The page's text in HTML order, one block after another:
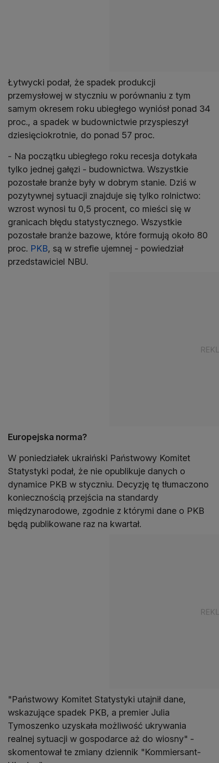
Łytwycki podał, że spadek produkcji
przemysłowej w styczniu w porównaniu z tym
samym okresem roku ubiegłego wyniósł ponad 34
proc., a spadek w budownictwie przyspieszył
dziesięciokrotnie, do ponad 57 proc.
- Na początku ubiegłego roku recesja dotykała
tylko jednej gałęzi - budownictwa. Wszystkie
pozostałe branże były w dobrym stanie. Dziś w
pozytywnej sytuacji znajduje się tylko rolnictwo:
wzrost wynosi tu 0,5 procent, co mieści się w
granicach błędu statystycznego. Wszystkie
pozostałe branże bazowe, które formują około 80
proc. PKB, są w strefie ujemnej - powiedział
przedstawiciel NBU.
Europejska norma?
W poniedziałek ukraiński Państwowy Komitet
Statystyki podał, że nie opublikuje danych o
dynamice PKB w styczniu. Decyzję tę tłumaczono
koniecznością przejścia na standardy
międzynarodowe, zgodnie z którymi dane o PKB
będą publikowane raz na kwartał.
"Państwowy Komitet Statystyki utajnił dane,
wskazujące spadek PKB, a premier Julia
Tymoszenko uzyskała możliwość ukrywania
realnej sytuacji w gospodarce aż do wiosny" -
skomentował te zmiany dziennik "Kommiersant-